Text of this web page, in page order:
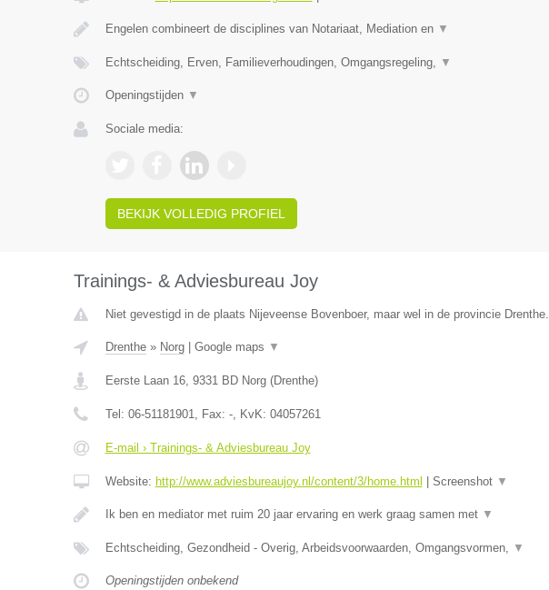
Engelen combineert de disciplines van Notariaat, Mediation en ▼
Echtscheiding, Erven, Familieverhoudingen, Omgangsregeling, ▼
Openingstijden ▼
Sociale media:
BEKIJK VOLLEDIG PROFIEL
Trainings- & Adviesbureau Joy
Niet gevestigd in de plaats Nijeveense Bovenboer, maar wel in de provincie Drenthe.
Drenthe» Norg| Google maps ▼
Eerste Laan 16, 9331 BD Norg(Drenthe)
Tel: 06-51181901, Fax: -, KvK: 04057261
E-mail › Trainings- & Adviesbureau Joy
Website: http://www.adviesbureaujoy.nl/content/3/home.html Screenshot ▼
Ik ben en mediator met ruim 20 jaar ervaring en werk graag samen met ▼
Echtscheiding, Gezondheid - Overig, Arbeidsvoorwaarden, Omgangsvormen, ▼
Openingstijden onbekend